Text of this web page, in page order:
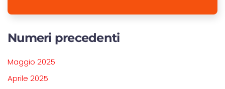
Numeri precedenti
Maggio 2025
Aprile 2025